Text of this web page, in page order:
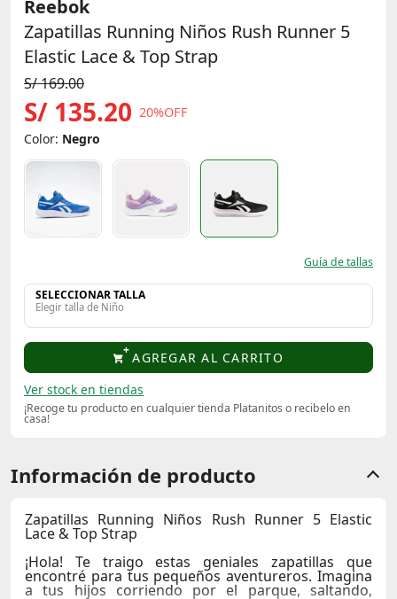
Reebok
Zapatillas Running Niños Rush Runner 5
Elastic Lace & Top Strap
S/ 169.00
S/ 135.20 20%OFF
Color: Negro
Guía de tallas
SELECCIONAR TALLA
Elegir talla de Niño
AGREGAR AL CARRITO
Ver stock en tiendas
¡Recoge tu producto en cualquier tienda Platanitos o recibelo en
casa!
Información de producto
Zapatillas Running Niños Rush Runner 5 Elastic
Lace & Top Strap
¡Hola! Te traigo estas geniales zapatillas que
encontré para tus pequeños aventureros. Imagina
a tus hijos corriendo por el parque, saltando,